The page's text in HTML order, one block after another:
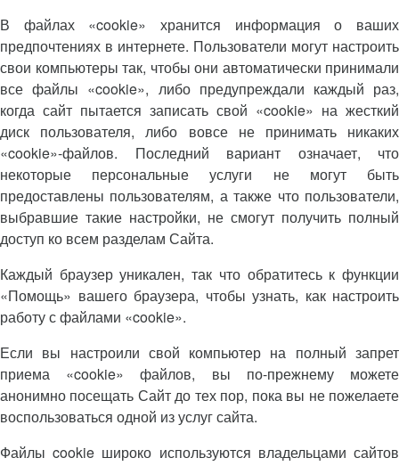
В файлах «cookie» хранится информация о ваших
предпочтениях в интернете. Пользователи могут настроить
свои компьютеры так, чтобы они автоматически принимали
все файлы «cookie», либо предупреждали каждый раз,
когда сайт пытается записать свой «cookie» на жесткий
диск пользователя, либо вовсе не принимать никаких
«cookie»-файлов. Последний вариант означает, что
некоторые персональные услуги не могут быть
предоставлены пользователям, а также что пользователи,
выбравшие такие настройки, не смогут получить полный
доступ ко всем разделам Сайта.
Каждый браузер уникален, так что обратитесь к функции
«Помощь» вашего браузера, чтобы узнать, как настроить
работу с файлами «cookie».
Если вы настроили свой компьютер на полный запрет
приема «cookie» файлов, вы по-прежнему можете
анонимно посещать Сайт до тех пор, пока вы не пожелаете
воспользоваться одной из услуг сайта.
Файлы cookie широко используются владельцами сайтов